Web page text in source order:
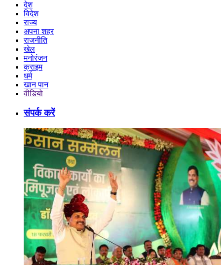
देश
विदेश
राज्य
अपना शहर
राजनीति
खेल
मनोरंजन
क्राइम
धर्म
खान पान
वीडियो
संपर्क करें